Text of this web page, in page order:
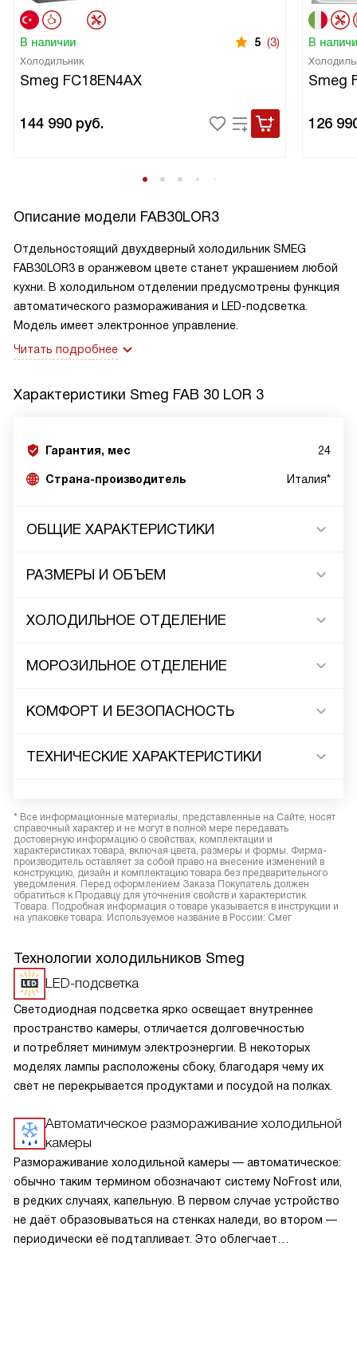
В наличии 5 (3)
Холодильник
Smeg FC18EN4AX
144 990 руб.
В
Smeg
126
Описание модели FAB30LOR3
Отдельностоящий двухдверный холодильник SMEG
FAB30LOR3 в оранжевом цвете станет украшением любой
кухни. В холодильном отделении предусмотрены функция
автоматического размораживания и LED-подсветка.
Модель имеет электронное управление.
Читать подробнее
Характеристики Smeg FAB 30 LOR 3
Гарантия, мес 24
Страна-производитель Италия*
ОБЩИЕ ХАРАКТЕРИСТИКИ
РАЗМЕРЫ И ОБЪЕМ
ХОЛОДИЛЬНОЕ ОТДЕЛЕНИЕ
МОРОЗИЛЬНОЕ ОТДЕЛЕНИЕ
КОМФОРТ И БЕЗОПАСНОСТЬ
ТЕХНИЧЕСКИЕ ХАРАКТЕРИСТИКИ
* Все информационные материалы, представленные на Сайте, носят
справочный характер и не могут в полной мере передавать
достоверную информацию о свойствах, комплектации и
характеристиках товара, включая цвета, размеры и формы. Фирма-
производитель оставляет за собой право на внесение изменений в
конструкцию, дизайн и комплектацию товара без предварительного
уведомления. Перед оформлением Заказа Покупатель должен
обратиться к Продавцу для уточнения свойств и характеристик
Товара. Подробная информация о товаре указывается в инструкции и
на упаковке товара. Используемое название в России: Смег
Технологии холодильников Smeg
LED-подсветка
Светодиодная подсветка ярко освещает внутреннее
пространство камеры, отличается долговечностью
и потребляет минимум электроэнергии. В некоторых
моделях лампы расположены сбоку, благодаря чему их
свет не перекрывается продуктами и посудой на полках.
Автоматическое размораживание холодильной
камеры
Размораживание холодильной камеры — автоматическое:
обычно таким термином обозначают систему NoFrost или,
в редких случаях, капельную. В первом случае устройство
не даёт образовываться на стенках наледи, во втором —
периодически её подтапливает. Это облегчает